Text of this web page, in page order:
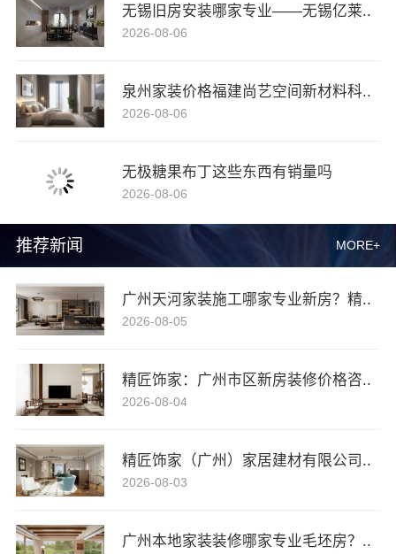
推荐新闻 MORE+
广州天河家装施工哪家专业新房？精..
2026-08-05
精匠饰家：广州市区新房装修价格咨..
2026-08-04
精匠饰家（广州）家居建材有限公司..
2026-08-03
广州本地家装装修哪家专业毛坯房？..
无锡旧房安装哪家专业——无锡亿莱..
2026-08-06
泉州家装价格福建尚艺空间新材料科..
2026-08-06
无极糖果布丁这些东西有销量吗
2026-08-06